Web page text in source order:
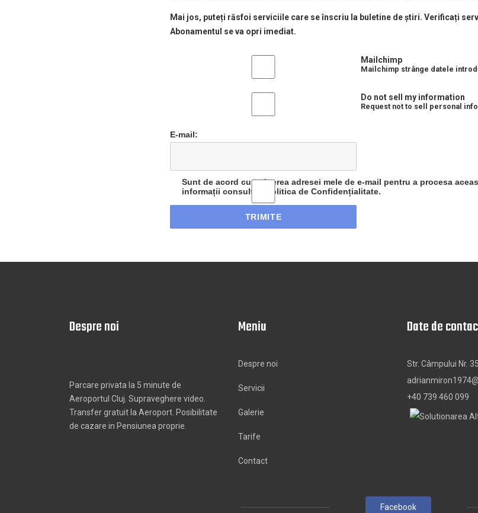
Mai jos, puteți răsfoi serviciile care se înscriu la buletine de știri. Verificați
Abonamentul se va opri imediat.
Mailchimp
Mailchimp strânge datele
Do not sell my information
Request not to sell personal
E-mail:
Sunt de acord cu reținerea adresei mele de e-mail pentru a procesa
informații consultați Politica de Confidențialitate.
Despre noi
Parcare privata la 5 minute de
Aeroportul Cluj. Supraveghere video.
Transfer gratuit la Aeroport. Posibilitate
de cazare in Pensiunea proprie.
Meniu
Despre noi
Servicii
Galerie
Tarife
Contact
Date de
Str. Câmpului Nr.
+40 739 460 099
Facebook